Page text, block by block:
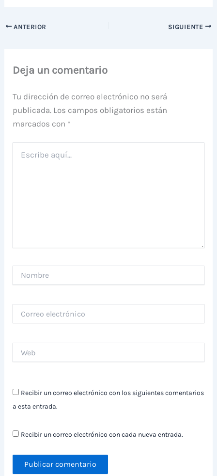
ANTERIOR SIGUIENTE
Deja un comentario
Tu dirección de correo electrónico no será
publicada. Los campos obligatorios están
marcados con *
aquí...
electrónico
Recibir un correo electrónico con los siguientes comentarios
a esta entrada.
Recibir un correo electrónico con cada nueva entrada.